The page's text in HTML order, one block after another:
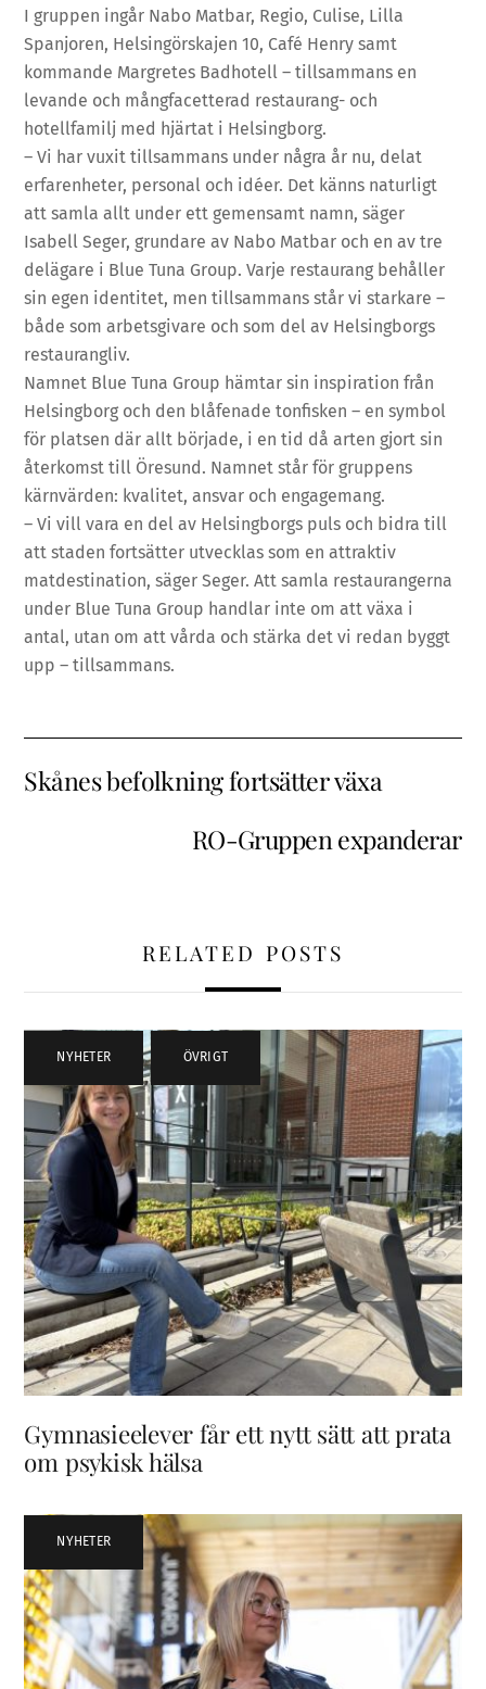
I gruppen ingår Nabo Matbar, Regio, Culise, Lilla
Spanjoren, Helsingörskajen 10, Café Henry samt
kommande Margretes Badhotell – tillsammans en
levande och mångfacetterad restaurang- och
hotellfamilj med hjärtat i Helsingborg.
– Vi har vuxit tillsammans under några år nu, delat
erfarenheter, personal och idéer. Det känns naturligt
att samla allt under ett gemensamt namn, säger
Isabell Seger, grundare av Nabo Matbar och en av tre
delägare i Blue Tuna Group. Varje restaurang behåller
sin egen identitet, men tillsammans står vi starkare –
både som arbetsgivare och som del av Helsingborgs
restaurangliv.
Namnet Blue Tuna Group hämtar sin inspiration från
Helsingborg och den blåfenade tonfisken – en symbol
för platsen där allt började, i en tid då arten gjort sin
återkomst till Öresund. Namnet står för gruppens
kärnvärden: kvalitet, ansvar och engagemang.
– Vi vill vara en del av Helsingborgs puls och bidra till
att staden fortsätter utvecklas som en attraktiv
matdestination, säger Seger. Att samla restaurangerna
under Blue Tuna Group handlar inte om att växa i
antal, utan om att vårda och stärka det vi redan byggt
upp – tillsammans.
Skånes befolkning fortsätter växa
RO-Gruppen expanderar
RELATED POSTS
NYHETER , ÖVRIGT
Gymnasieelever får ett nytt sätt att prata
om psykisk hälsa
NYHETER